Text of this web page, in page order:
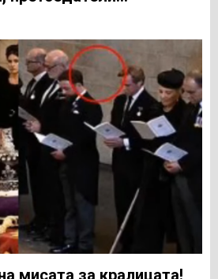
мисата за кралицата!